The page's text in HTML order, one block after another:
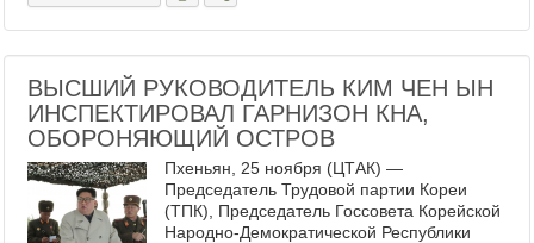
ВЫСШИЙ РУКОВОДИТЕЛЬ КИМ ЧЕН ЫН
ИНСПЕКТИРОВАЛ ГАРНИЗОН КНА,
ОБОРОНЯЮЩИЙ ОСТРОВ
Пхеньян, 25 ноября (ЦТАК) —
Председатель Трудовой партии Кореи
(ТПК), Председатель Госсовета Корейской
Народно-Демократической Республики